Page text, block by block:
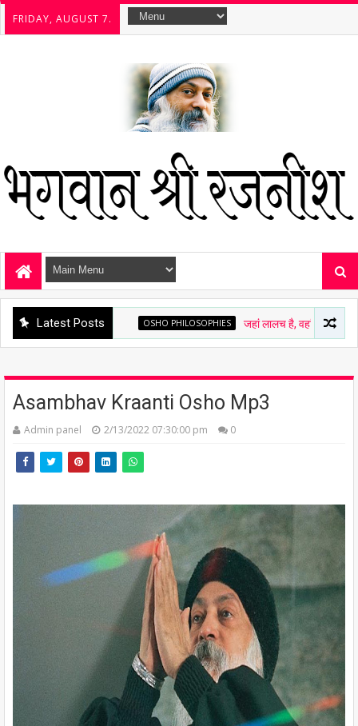
FRIDAY, AUGUST 7.
Latest PostsOSHO PHILOSOPHIES जहां लालच है, वहां चित्त अशांत है - ओशो
Asambhav Kraanti Osho Mp3
Admin panel 2/13/2022 07:30:00 pm 0